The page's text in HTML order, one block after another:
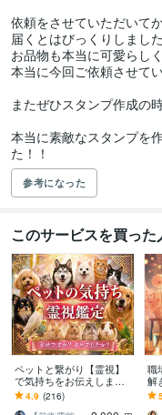
依頼をさせていただいて
届くとはびっくりしまし
お品物も本当に可愛らし
本当に今回ご依頼させて
またぜひスタンプ作成の
本当に素敵なスタンプを
た！！
参考になった
このサービスを買っ
ペットと繋がり【霊視】
で気持ちをお伝えします
何を考えているのか、普
段聞けない事がわかりま
4.9 (216)
職
解
心
し